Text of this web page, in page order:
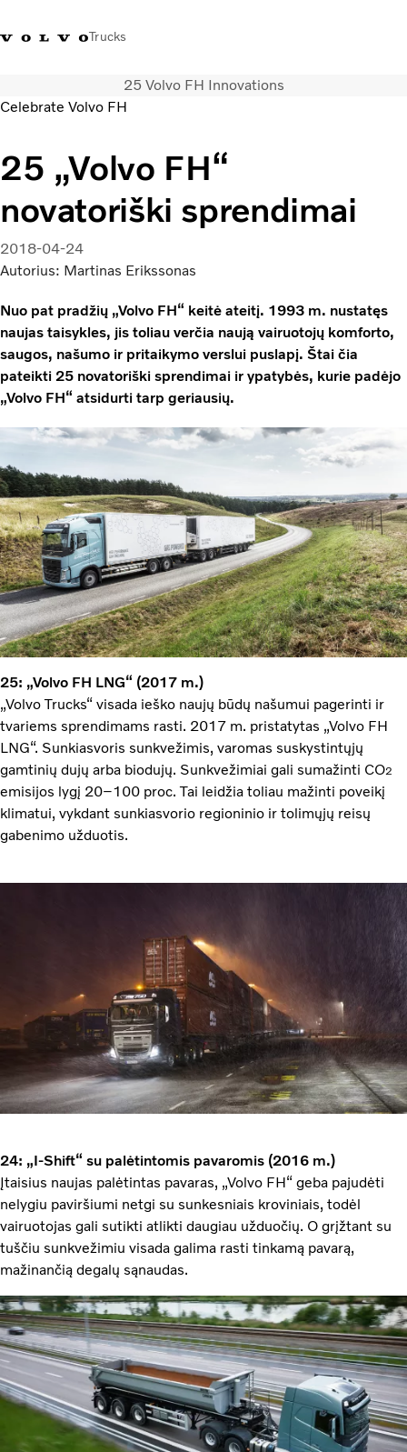
Trucks
Volvo Trucks parduotuvėPrisijungtiLietuva
Transporto sprendimai
Sunkvežimiai
Paslaugos
Volvo Truck Builder
Kontaktai
Naujienos
25 Volvo FH Innovations
Celebrate Volvo FH
25 „Volvo FH“
novatoriški sprendimai
2018-04-24
Autorius: Martinas Erikssonas
Nuo pat pradžių „Volvo FH“ keitė ateitį. 1993 m. nustatęs
naujas taisykles, jis toliau verčia naują vairuotojų komforto,
saugos, našumo ir pritaikymo verslui puslapį. Štai čia
pateikti 25 novatoriški sprendimai ir ypatybės, kurie padėjo
„Volvo FH“ atsidurti tarp geriausių.
25: „Volvo FH LNG“ (2017 m.)
„Volvo Trucks“ visada ieško naujų būdų našumui pagerinti ir
tvariems sprendimams rasti. 2017 m. pristatytas „Volvo FH
LNG“. Sunkiasvoris sunkvežimis, varomas suskystintųjų
gamtinių dujų arba biodujų. Sunkvežimiai gali sumažinti CO2
emisijos lygį 20–100 proc. Tai leidžia toliau mažinti poveikį
klimatui, vykdant sunkiasvorio regioninio ir tolimųjų reisų
gabenimo užduotis.
24: „I-Shift“ su palėtintomis pavaromis (2016 m.)
Įtaisius naujas palėtintas pavaras, „Volvo FH“ geba pajudėti
nelygiu paviršiumi netgi su sunkesniais kroviniais, todėl
vairuotojas gali sutikti atlikti daugiau užduočių. O grįžtant su
tuščiu sunkvežimiu visada galima rasti tinkamą pavarą,
mažinančią degalų sąnaudas.